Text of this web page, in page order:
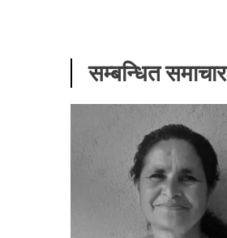
सम्बन्धित समाचार